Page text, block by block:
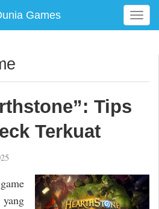
Games
T
o
e
t
i
o
Tips
Terkuat